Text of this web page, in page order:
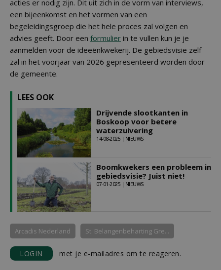
acties er nodig zijn. Dit uit zich in de vorm van interviews,
een bijeenkomst en het vormen van een
begeleidingsgroep die het hele proces zal volgen en
advies geeft. Door een formulier in te vullen kun je je
aanmelden voor de ideeënkwekerij. De gebiedsvisie zelf
zal in het voorjaar van 2026 gepresenteerd worden door
de gemeente.
LEES OOK
Drijvende slootkanten in
Boskoop voor betere
waterzuivering
14-08-2025 | NIEUWS
Boomkwekers een probleem in
gebiedsvisie? Juist niet!
07-01-2025 | NIEUWS
Arcadis Nederland St. Belangenbeharting Gre...
LOGIN met je e-mailadres om te reageren.